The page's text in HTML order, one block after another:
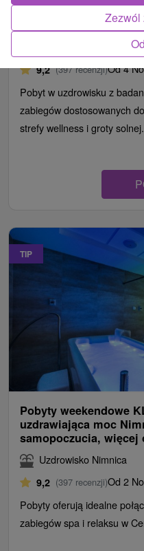
Pobyt
przywrócenie energii i
9,2 (397 recenzji)Od 4
Pobyt w uzdrowisku z
zabiegów dostosowanych
strefy wellness i groty solnej.
TIP
Pobyty weekendowe
uzdrawiająca moc
samopoczucia, więcej
Uzdrowisko Nimnica
9,2 (397 recenzji)Od 2
Pobyty oferują idealne
zabiegów spa i relaksu w
Zezwól